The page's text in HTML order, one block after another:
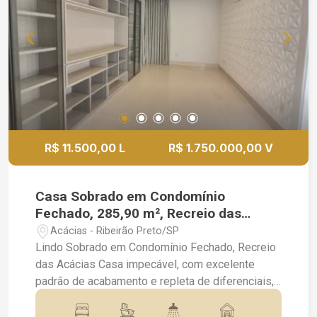
principais vias da cidade. Disponível para Venda
Entre em contato para mais informações ou
agendar uma visita.
R$ 11.500,00 L R$ 1.750.000,00 V
Casa Sobrado em Condomínio
Fechado, 285,90 m², Recreio das
Acácias.
Acácias - Ribeirão Preto/SP
Lindo Sobrado em Condomínio Fechado, Recreio
das Acácias Casa impecável, com excelente
padrão de acabamento e repleta de diferenciais,
localizada em um dos condomínios mais